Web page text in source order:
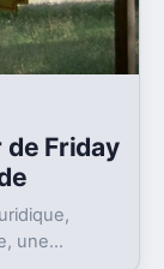
Friday
une